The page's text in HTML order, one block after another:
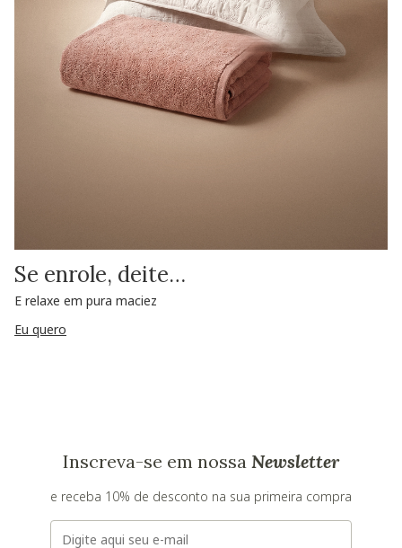
Se enrole, deite…
E relaxe em pura maciez
Eu quero
Inscreva-se em nossa Newsletter
e receba 10% de desconto na sua primeira compra
E-mail